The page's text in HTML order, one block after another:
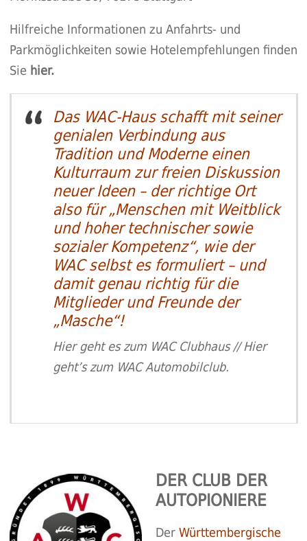
Hilfreiche Informationen zu Anfahrts- und
Parkmöglichkeiten sowie Hotelempfehlungen finden
Sie hier.
Das WAC-Haus schafft mit seiner
genialen Verbindung aus
Tradition und Moderne einen
Kulturraum zur freien Diskussion
neuer Ideen – der richtige Ort
also für „Menschen mit Weitblick
und hoher technischer sowie
sozialer Kompetenz“, wie der
WAC selbst es formuliert – und
damit genau richtig für die
Mitglieder und Freunde der
„Masche“!
Hier geht es zum WAC Clubhaus//Hier
geht’s zum WAC Automobilclub.
DER CLUB DER
AUTOPIONIERE
Der Württembergische